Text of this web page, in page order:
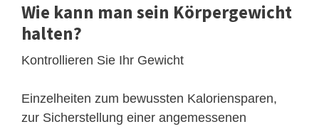
Wie kann man sein Körpergewicht
halten?
Kontrollieren Sie Ihr Gewicht
Einzelheiten zum bewussten Kaloriensparen,
zur Sicherstellung einer angemessenen